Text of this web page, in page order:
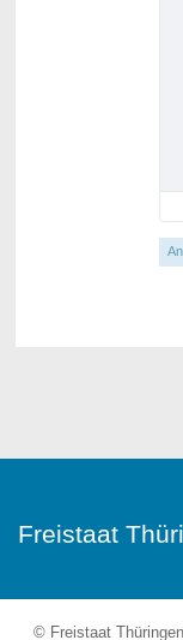
Freistaat
© Freistaat Thüringen